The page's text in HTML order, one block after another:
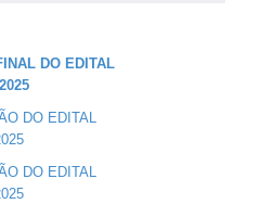
DO EDITAL
DO EDITAL
DO EDITAL